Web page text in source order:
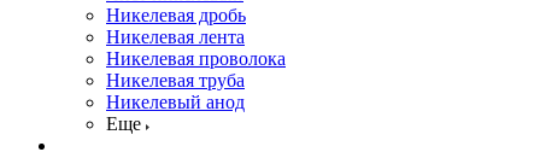
Никелевая дробь
Никелевая лента
Никелевая проволока
Никелевая труба
Никелевый анод
Еще